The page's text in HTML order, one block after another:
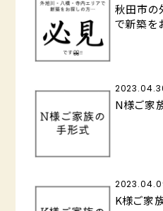
秋田市の
で新築を
N様ご家
K様ご家